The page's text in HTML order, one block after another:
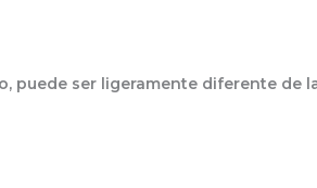
puede ser ligeramente diferente